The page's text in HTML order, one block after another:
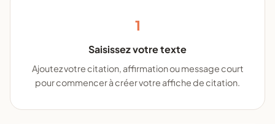
1
Saisissez votre texte
Ajoutez votre citation, affirmation ou message court
pour commencer à créer votre affiche de citation.